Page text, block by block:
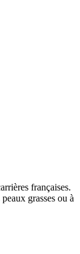
françaises.
grasses ou à